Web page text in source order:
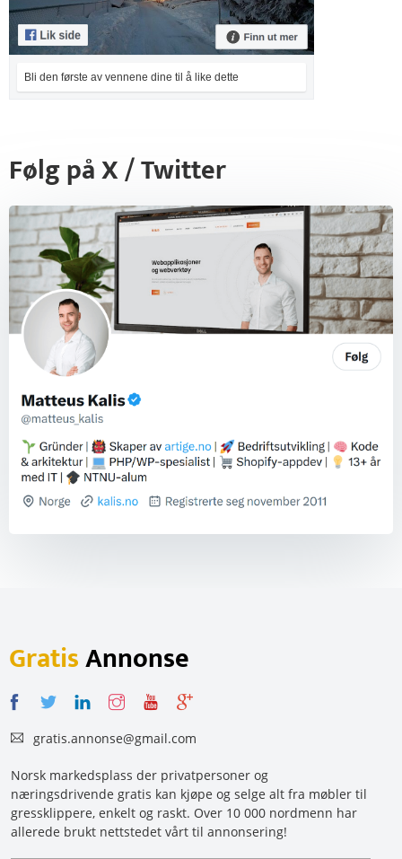
Bli den første av vennene dine til å like dette
Følg på X / Twitter
GratisAnnonse
gratis.annonse@gmail.com
Norsk markedsplass der privatpersoner og
næringsdrivende gratis kan kjøpe og selge alt fra møbler til
gressklippere, enkelt og raskt. Over 10 000 nordmenn har
allerede brukt nettstedet vårt til annonsering!